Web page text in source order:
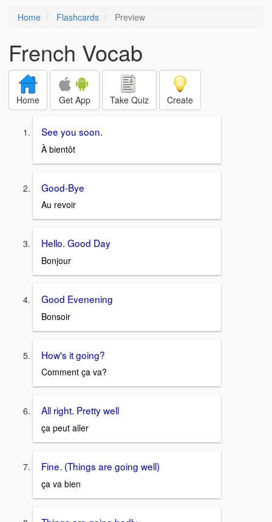
Home Flashcards Preview
French Vocab
Home Get App Take Quiz Create
See you soon.
À bientôt
Good-Bye
Au revoir
Hello. Good Day
Bonjour
Good Evenening
Bonsoir
How's it going?
Comment ça va?
All right. Pretty well
ça peut aller
Fine. (Things are going well)
ça va bien